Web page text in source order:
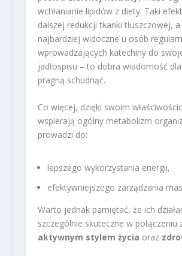
wchłanianie lipidów z diety. Taki
dalszej redukcji tkanki tłuszczowej,
najbardziej widoczne u osób
wprowadzających katechiny do
jadłospisu – to dobra wiadomość
pragną schudnąć.
Co więcej, dzięki swoim
wspierają ogólny metabolizm
prowadzi do:
lepszego wykorzystania energii,
efektywniejszego zarządzania
Warto jednak pamiętać, że ich
szczególnie skuteczne w połączeniu
aktywnym stylem życia oraz